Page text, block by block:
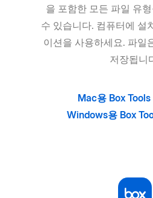
을 포함한 모든 파일 유
수 있습니다. 컴퓨터에 설
이션을 사용하세요. 파일
저장됩니
Mac용 Box
Windows용 Box